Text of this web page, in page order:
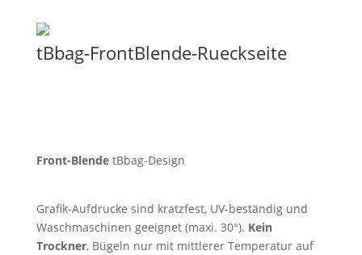
tBbag-FrontBlende-Rueckseite
Front-BlendetBbag-Design
Grafik-Aufdrucke sind kratzfest, UV-beständig und
Waschmaschinen geeignet (maxi. 30°). Kein
Trockner, Bügeln nur mit mittlerer Temperatur auf